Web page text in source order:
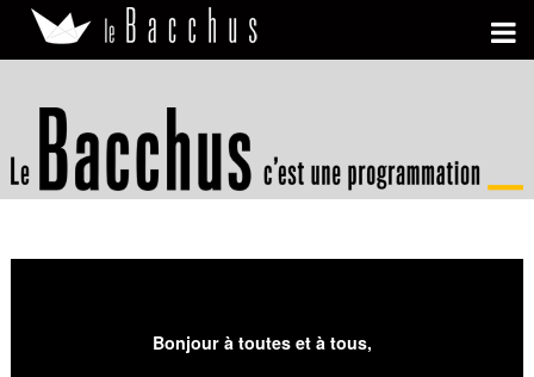
Bonjour à toutes et à tous,